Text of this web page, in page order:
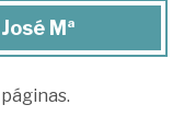
Mª
páginas.